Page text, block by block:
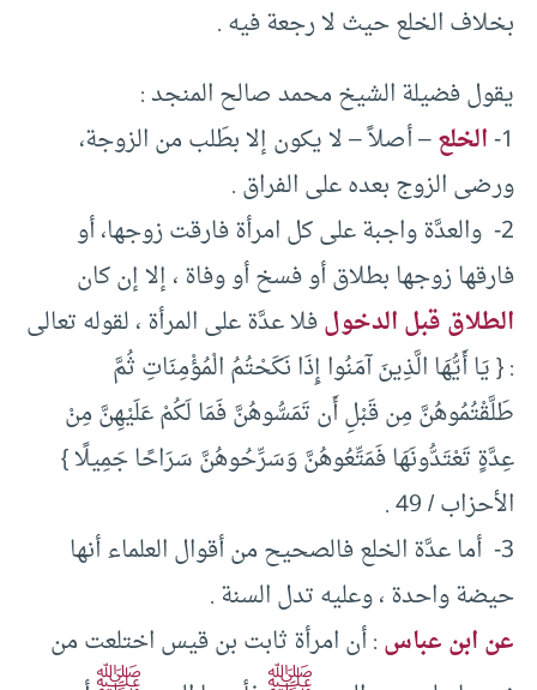
بخلاف الخلع حيث لا رجعة فيه .
يقول فضيلة الشيخ محمد صالح المنجد :
1- الخلع– أصلاً – لا يكون إلا بطَلب من الزوجة،
ورضى الزوج بعده على الفراق .
2- والعدَّة واجبة على كل امرأة فارقت زوجها، أو
فارقها زوجها بطلاق أو فسخ أو وفاة ، إلا إن كان
الطلاق قبل الدخولفلا عدَّة على المرأة ، لقوله تعالى
: { يَا أَيُّهَا الَّذِينَ آمَنُوا إِذَا نَكَحْتُمُ الْمُؤْمِنَاتِ ثُمَّ
طَلَّقْتُمُوهُنَّ مِن قَبْلِ أَن تَمَسُّوهُنَّ فَمَا لَكُمْ عَلَيْهِنَّ مِنْ
عِدَّةٍ تَعْتَدُّونَهَا فَمَتِّعُوهُنَّ وَسَرِّحُوهُنَّ سَرَاحًا جَمِيلًا }
الأحزاب / 49 .
3- أما عدَّة الخلع فالصحيح من أقوال العلماء أنها
حيضة واحدة ، وعليه تدل السنة .
عن ابن عباس: أن امرأة ثابت بن قيس اختلعت من